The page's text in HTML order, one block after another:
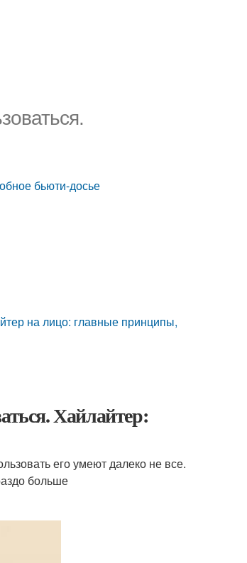
бьюти-досье
на лицо: главные принципы,
Хайлайтер:
его умеют далеко не все.
больше